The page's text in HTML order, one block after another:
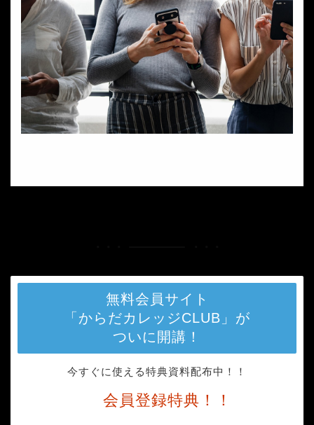
無料会員サイト
「からだカレッジCLUB」が
ついに開講！
今すぐに使える特典資料配布中！！
会員登録特典！！